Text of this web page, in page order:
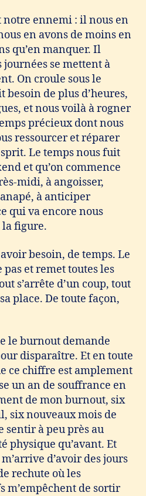
notre ennemi : il nous en
en avons de moins en
qu’en manquer. Il
se mettent à
On croule sous le
de plus d’heures,
et nous voilà à rogner
précieux dont nous
ressourcer et réparer
Le temps nous fuit
et qu’on commence
midi, à angoisser,
à anticiper
qui va encore nous
figure.
besoin, de temps. Le
et remet toutes les
s’arrête d’un coup, tout
place. De toute façon,
le burnout demande
disparaître. Et en toute
ce chiffre est amplement
un an de souffrance en
de mon burnout, six
six nouveaux mois de
sentir à peu près au
physique qu’avant. Et
d’avoir des jours
rechute où les
m’empêchent de sortir